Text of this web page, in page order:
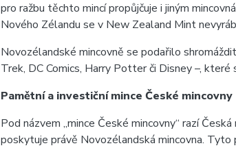
pro ražbu těchto mincí propůjčuje i jiným
Nového Zélandu se v New Zealand Mint
Novozélandské mincovně se podařilo
Trek, DC Comics, Harry Potter či Disney –,
Pamětní a investiční mince České mincovny
Pod názvem „mince České mincovny“ razí
poskytuje právě Novozélandská mincovna.